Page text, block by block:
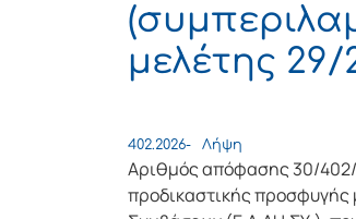
μελέτης 29/
402.2026- Λήψη
Αριθμός απόφασης 30/
προδικαστικής